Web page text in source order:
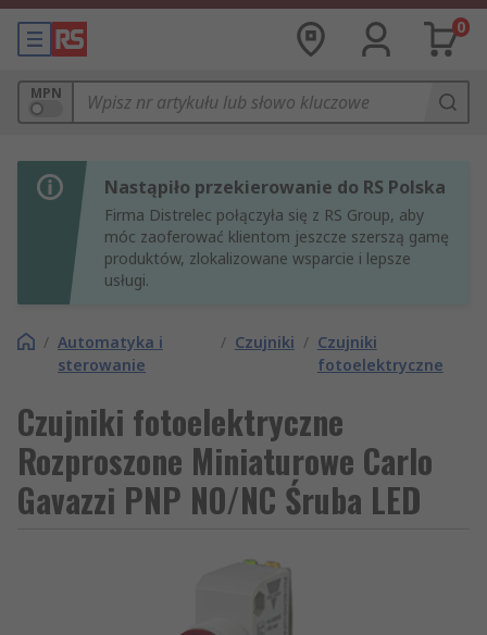
0
MPN
Nastąpiło przekierowanie do RS Polska
Firma Distrelec połączyła się z RS Group, aby
móc zaoferować klientom jeszcze szerszą gamę
produktów, zlokalizowane wsparcie i lepsze
usługi.
/ Automatyka i
sterowanie
/ Czujniki / Czujniki
fotoelektryczne
Czujniki fotoelektryczne
Rozproszone Miniaturowe Carlo
Gavazzi PNP NO/NC Śruba LED